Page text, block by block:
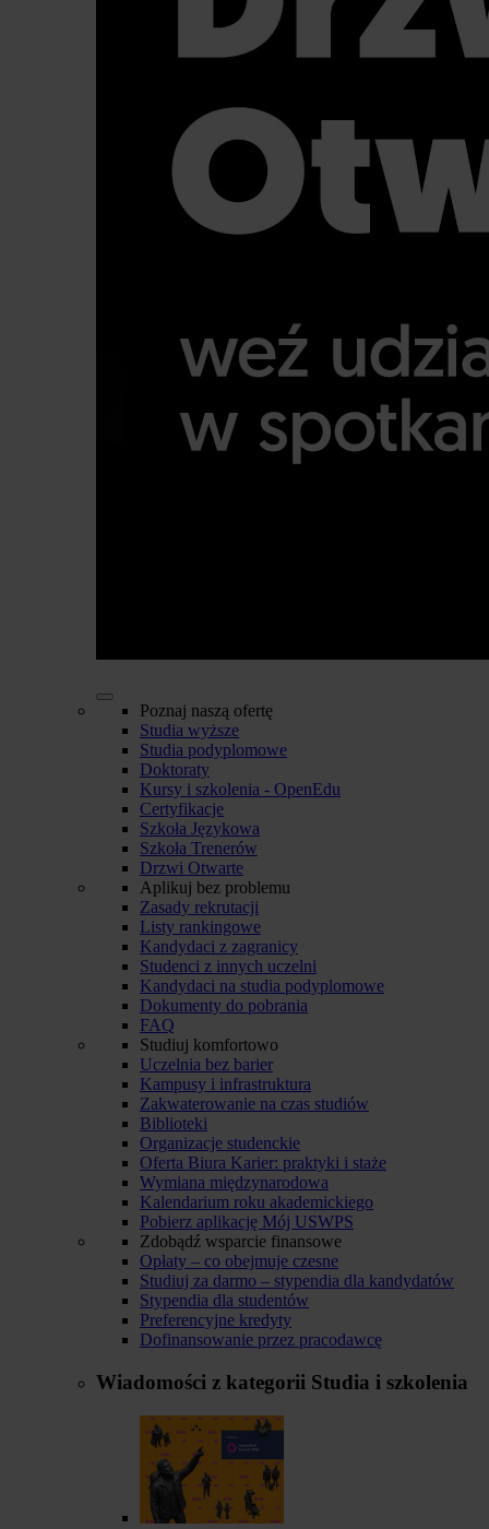
Poznaj naszą ofertę
Studia wyższe
Studia podyplomowe
Doktoraty
Kursy i szkolenia - OpenEdu
Certyfikacje
Szkoła Językowa
Szkoła Trenerów
Drzwi Otwarte
Aplikuj bez problemu
Zasady rekrutacji
Listy rankingowe
Kandydaci z zagranicy
Studenci z innych uczelni
Kandydaci na studia podyplomowe
Dokumenty do pobrania
FAQ
Studiuj komfortowo
Uczelnia bez barier
Kampusy i infrastruktura
Zakwaterowanie na czas studiów
Biblioteki
Organizacje studenckie
Oferta Biura Karier: praktyki i staże
Wymiana międzynarodowa
Kalendarium roku akademickiego
Pobierz aplikację Mój USWPS
Zdobądź wsparcie finansowe
Opłaty – co obejmuje czesne
Studiuj za darmo – stypendia dla kandydatów
Stypendia dla studentów
Preferencyjne kredyty
Dofinansowanie przez pracodawcę
Wiadomości z kategorii Studia i szkolenia